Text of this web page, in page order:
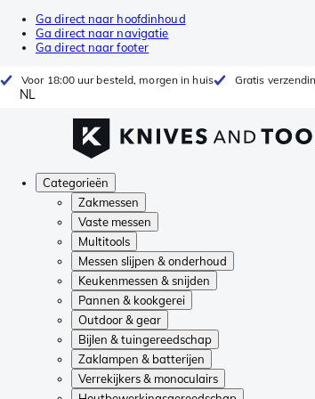
Ga direct naar hoofdinhoud
Ga direct naar navigatie
Ga direct naar footer
Voor 18:00 uur besteld, morgen in huis Gratis
NL
Categorieën
Zakmessen
Vaste messen
Multitools
Messen slijpen & onderhoud
Keukenmessen & snijden
Pannen & kookgerei
Outdoor & gear
Bijlen & tuingereedschap
Zaklampen & batterijen
Verrekijkers & monoculairs